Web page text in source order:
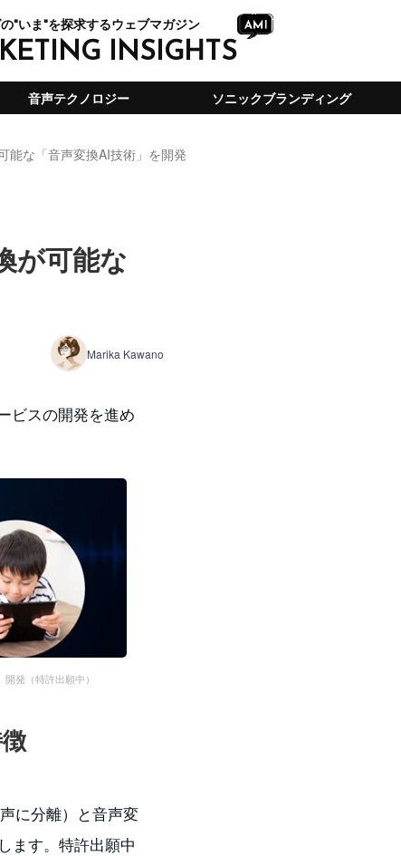
"いま"を探求するウェブマガジン
INSIGHTS
音声テクノロジー ソニックブランディング
能な「音声変換AI技術」を開発
が可能な
Marika Kawano
ビスの開発を進め
発（特許出願中）
に分離）と音声変
ます。特許出願中